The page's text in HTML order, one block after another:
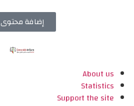
إضافة محتوى
About us
Statistics
Support the site